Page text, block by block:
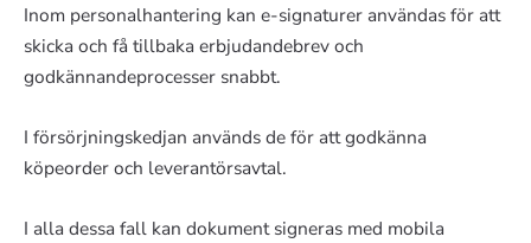
Inom personalhantering kan e-signaturer användas för att
skicka och få tillbaka erbjudandebrev och
godkännandeprocesser snabbt.
I försörjningskedjan används de för att godkänna
köpeorder och leverantörsavtal.
I alla dessa fall kan dokument signeras med mobila